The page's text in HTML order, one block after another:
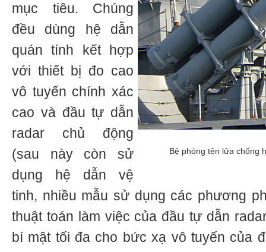
Bệ phóng tên lửa chống
mục tiêu. Chúng
đều dùng hệ dẫn
quán tính kết hợp
với thiết bị đo cao
vô tuyến chính xác
cao và đầu tự dẫn
radar chủ động
(sau này còn sử
dụng hệ dẫn vệ
tinh, nhiều mẫu sử dụng các phương
thuật toán làm việc của đầu tự dẫn
bí mật tối đa cho bức xạ vô tuyến của